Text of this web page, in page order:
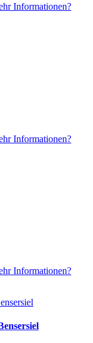
Informationen?
Informationen?
Informationen?